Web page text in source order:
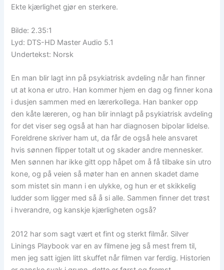
Ekte kjærlighet gjør en sterkere.
Bilde: 2.35:1
Lyd: DTS-HD Master Audio 5.1
Undertekst: Norsk
En man blir lagt inn på psykiatrisk avdeling når han finner
ut at kona er utro. Han kommer hjem en dag og finner kona
i dusjen sammen med en lærerkollega. Han banker opp
den kåte læreren, og han blir innlagt på psykiatrisk avdeling
for det viser seg også at han har diagnosen bipolar lidelse.
Foreldrene skriver ham ut, da får de også hele ansvaret
hvis sønnen flipper totalt ut og skader andre mennesker.
Men sønnen har ikke gitt opp håpet om å få tilbake sin utro
kone, og på veien så møter han en annen skadet dame
som mistet sin mann i en ulykke, og hun er et skikkelig
ludder som ligger med så å si alle. Sammen finner det trøst
i hverandre, og kanskje kjærligheten også?
2012 har som sagt vært et fint og sterkt filmår. Silver
Linings Playbook var en av filmene jeg så mest frem til,
men jeg satt igjen litt skuffet når filmen var ferdig. Historien